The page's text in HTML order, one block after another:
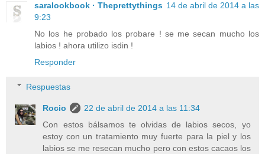
saralookbook · Theprettythings 14 de abril de 2014 a las
9:23
No los he probado los probare ! se me secan mucho los
labios ! ahora utilizo isdin !
Responder
Respuestas
Rocio
22 de abril de 2014 a las 11:34
Con estos bálsamos te olvidas de labios secos, yo
estoy con un tratamiento muy fuerte para la piel y los
labios se me resecan mucho pero con estos cacaos los